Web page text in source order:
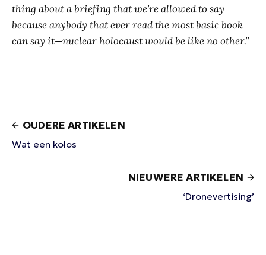
thing about a briefing that we’re allowed to say
because anybody that ever read the most basic book
can say it—nuclear holocaust would be like no other.”
OUDERE ARTIKELEN
Wat een kolos
NIEUWERE ARTIKELEN
‘Dronevertising’